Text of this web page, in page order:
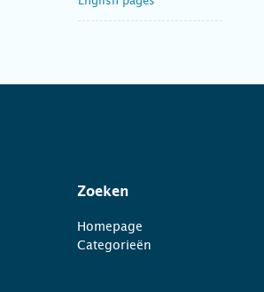
Zoeken
Homepage
Categorieën